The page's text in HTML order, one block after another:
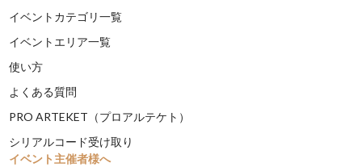
イベントカテゴリ一覧
イベントエリア一覧
使い方
よくある質問
PRO ARTEKET（プロアルテケト）
シリアルコード受け取り
イベント主催者様へ